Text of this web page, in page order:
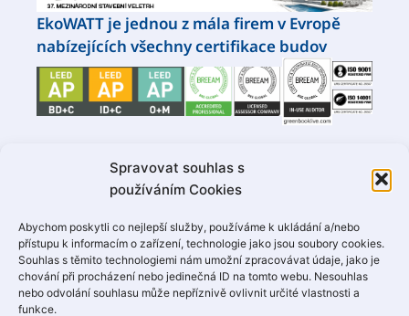
Spravovat souhlas s
používáním Cookies
Abychom poskytli co nejlepší služby, používáme k ukládání a/nebo
přístupu k informacím o zařízení, technologie jako jsou soubory cookies.
Souhlas s těmito technologiemi nám umožní zpracovávat údaje, jako je
chování při procházení nebo jedinečná ID na tomto webu. Nesouhlas
nebo odvolání souhlasu může nepříznivě ovlivnit určité vlastnosti a
funkce.
EkoWATT je jednou z mála firem v Evropě
nabízejících všechny certifikace budov
Naši partneři